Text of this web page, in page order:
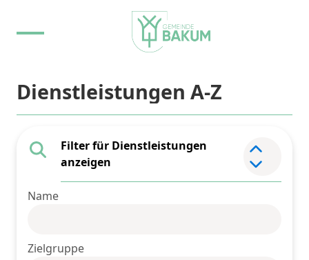
Dienstleistungen A-Z
Filter für Dienstleistungen
anzeigen
Element
Name
Zielgruppe